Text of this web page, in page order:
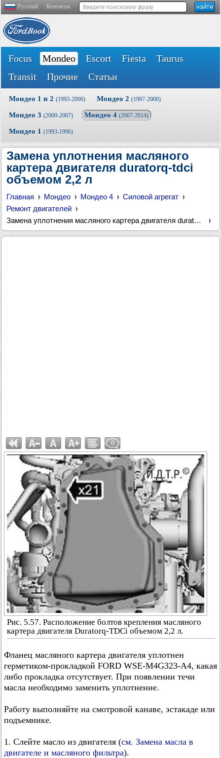
Русский Контакты
Focus Mondeo Escort Fiesta
Taurus
Transit
Прочие Статьи
Мондео 1 и 2 (1993-2000) Мондео 2 (1997-2000)
Мондео 3 (2000-2007) Мондео 4 (2007-2014)
Мондео 1 (1993-1996)
Замена уплотнения масляного
картера двигателя duratorq-tdci
объемом 2,2 л
Главная Мондео Мондео 4
Силовой агрегат
Ремонт двигателей
Замена уплотнения масляного картера двигателя duratorq-tdci объемом 2,2 л
0
Рис. 5.57. Расположение болтов крепления масляного
картера двигателя Duratorq-TDCi объемом 2,2 л.
Фланец масляного картера двигателя уплотнен
герметиком-прокладкой FORD WSE-M4G323-A4, какая
либо прокладка отсутствует. При появлении течи
масла необходимо заменить уплотнение.
Работу выполняйте на смотровой канаве, эстакаде или
подъемнике.
1. Слейте масло из двигателя (см. Замена масла в
двигателе и масляного фильтра).